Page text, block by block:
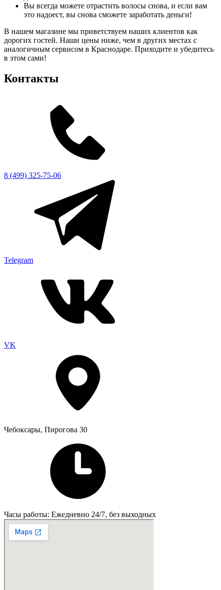
Вы всегда можете отрастить волосы снова, и если вам
это надоест, вы снова сможете заработать деньги!
В нашем магазине мы приветствуем наших клиентов как
дорогих гостей. Наши цены ниже, чем в других местах с
аналогичным сервисом в Краснодаре. Приходите и убедитесь
в этом сами!
Контакты
8 (499) 325-75-06
Telegram
VK
Чебоксары, Пирогова 30
Часы работы: Ежедневно 24/7, без выходных